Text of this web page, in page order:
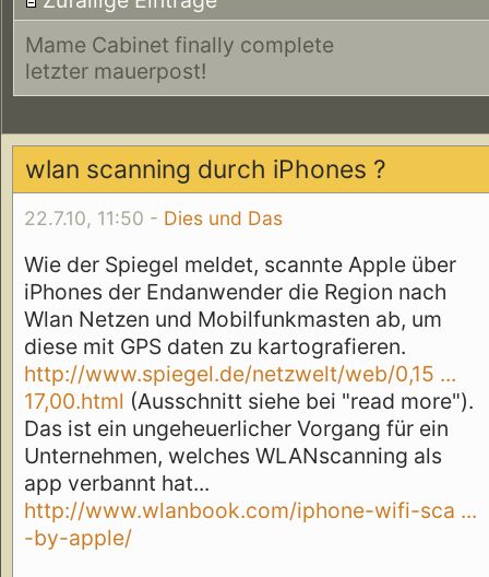
Mame Cabinet finally complete
letzter mauerpost!
wlan scanning durch iPhones ?
22.7.10, 11:50 - Dies und Das
Wie der Spiegel meldet, scannte Apple über
iPhones der Endanwender die Region nach
Wlan Netzen und Mobilfunkmasten ab, um
diese mit GPS daten zu kartografieren.
http://www.spiegel.de/netzwelt/web/0,15 ...
17,00.html (Ausschnitt siehe bei "read more").
Das ist ein ungeheuerlicher Vorgang für ein
Unternehmen, welches WLANscanning als
app verbannt hat...
http://www.wlanbook.com/iphone-wifi-sca ...
-by-apple/